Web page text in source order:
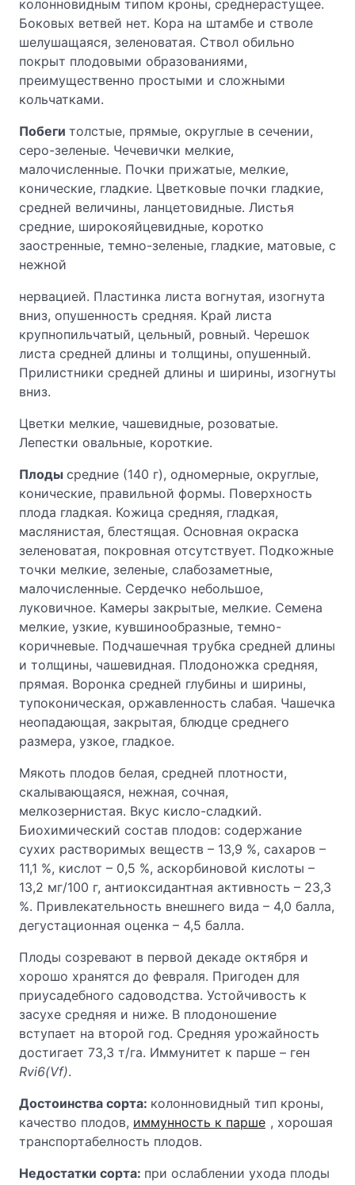
колонновидным типом кроны, среднерастущее.
Боковых ветвей нет. Кора на штамбе и стволе
шелушащаяся, зеленоватая. Ствол обильно
покрыт плодовыми образованиями,
преимущественно простыми и сложными
кольчатками.
Побеги толстые, прямые, округлые в сечении,
серо-зеленые. Чечевички мелкие,
малочисленные. Почки прижатые, мелкие,
конические, гладкие. Цветковые почки гладкие,
средней величины, ланцетовидные. Листья
средние, широкояйцевидные, коротко
заостренные, темно-зеленые, гладкие, матовые, с
нежной
нервацией. Пластинка листа вогнутая, изогнута
вниз, опушенность средняя. Край листа
крупнопильчатый, цельный, ровный. Черешок
листа средней длины и толщины, опушенный.
Прилистники средней длины и ширины, изогнуты
вниз.
Цветки мелкие, чашевидные, розоватые.
Лепестки овальные, короткие.
Плоды средние (140 г), одномерные, округлые,
конические, правильной формы. Поверхность
плода гладкая. Кожица средняя, гладкая,
маслянистая, блестящая. Основная окраска
зеленоватая, покровная отсутствует. Подкожные
точки мелкие, зеленые, слабозаметные,
малочисленные. Сердечко небольшое,
луковичное. Камеры закрытые, мелкие. Семена
мелкие, узкие, кувшинообразные, темно-
коричневые. Подчашечная трубка средней длины
и толщины, чашевидная. Плодоножка средняя,
прямая. Воронка средней глубины и ширины,
тупоконическая, оржавленность слабая. Чашечка
неопадающая, закрытая, блюдце среднего
размера, узкое, гладкое.
Мякоть плодов белая, средней плотности,
скалывающаяся, нежная, сочная,
мелкозернистая. Вкус кисло-сладкий.
Биохимический состав плодов: содержание
сухих растворимых веществ – 13,9 %, сахаров –
11,1 %, кислот – 0,5 %, аскорбиновой кислоты –
13,2 мг/100 г, антиоксидантная активность – 23,3
%. Привлекательность внешнего вида – 4,0 балла,
дегустационная оценка – 4,5 балла.
Плоды созревают в первой декаде октября и
хорошо хранятся до февраля. Пригоден для
приусадебного садоводства. Устойчивость к
засухе средняя и ниже. В плодоношение
вступает на второй год. Средняя урожайность
достигает 73,3 т/га. Иммунитет к парше – ген
Rvi6(Vf).
Достоинства сорта: колонновидный тип кроны,
качество плодов, иммунность к парше , хорошая
транспортабелность плодов.
Недостатки сорта: при ослаблении ухода плоды